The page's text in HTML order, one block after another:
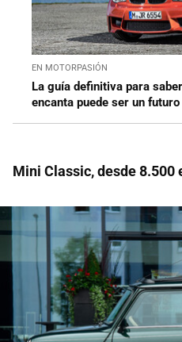
EN MOTORPASIÓN
La guía definitiva para
encanta puede ser un
Mini Classic, desde 8.500